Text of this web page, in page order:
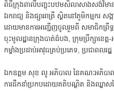
ពិធីក្រុងពាលីបញ្ចុះបឋមសិលាសាងសង់វិមា
ឯករាជ្យ និងផ្សាររាត្រី ស្ថិតនៅភូមិកម្មករ
ដោយមានការអញ្ជើញចូលរួមពី សមាជិកព្រឹទ្ធស
ចុះមូលដ្ឋានក្រុងបាត់ដំបង, ក្រុមប្រឹក្សាខេត្ត
កម្លាំងប្រដាប់អាវុធគ្រប់ប្រភេទ, ប្រជាពលរដ្
ឯកឧត្តម សុខ លូ អភិបាល នៃគណៈអភិបាល
ការដឹកនាំប្រកបដោយគតិបណ្ឌិត និងឈ្លាសវ